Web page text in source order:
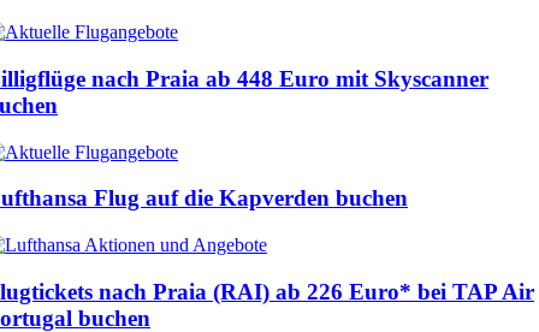
nach Praia ab 448 Euro mit Skyscanner
Flug auf die Kapverden buchen
nach Praia (RAI) ab 226 Euro* bei TAP Air
buchen